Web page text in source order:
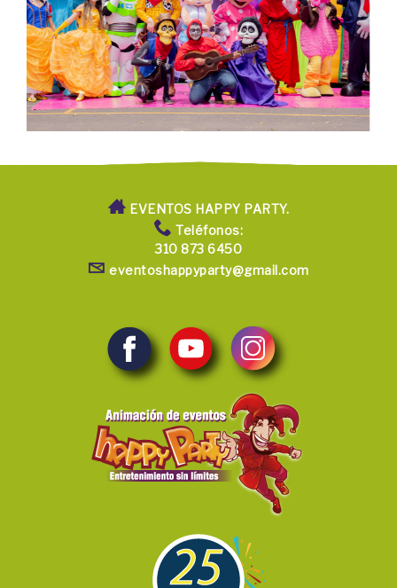
EVENTOS HAPPY PARTY.
Teléfonos:
310 873 6450
eventoshappyparty@gmail.com